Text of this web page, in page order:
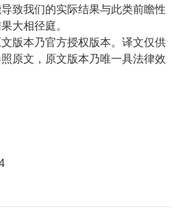
致我们的实际结果与此类前瞻性
大相径庭。
版本乃官方授权版本。译文仅供
原文，原文版本乃唯一具法律效